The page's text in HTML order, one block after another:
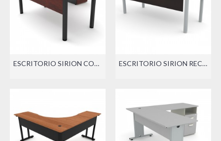
ESCRITORIO SIRION CON LATERAL (DER./IZQ.) ESCRITORIO SIRION RECTO